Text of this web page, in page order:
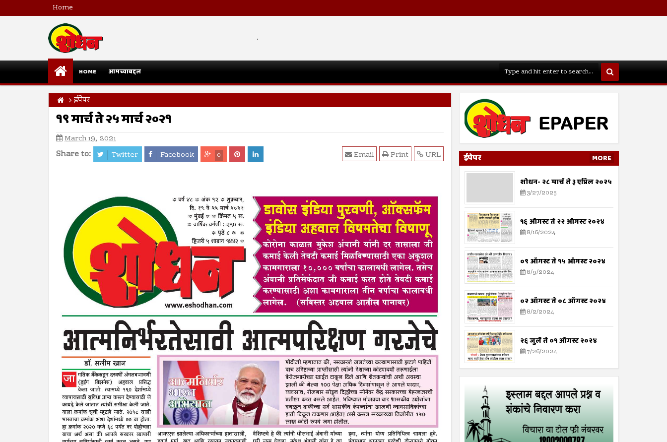
Home
.
HOME आमच्याबद्दल
ईपेपर
१९ मार्च ते २५ मार्च २०२१
March 19, 2021
Share to: Twitter Facebook 0 URL
Print
Email ईपेपर MORE
शोधन- २८ मार्च ते ३ एप्रिल २०२५
3/27/2025
१६ ऑगस्ट ते २२ ऑगस्ट २०२४
8/16/2024
०९ ऑगस्ट ते १५ ऑगस्ट २०२४
8/9/2024
०२ ऑगस्ट ते ०८ ऑगस्ट २०२४
8/2/2024
२६ जुलै ते ०१ ऑगस्ट २०२४
7/26/2024